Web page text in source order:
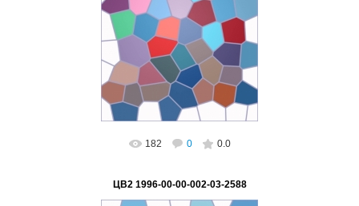
02.03.2023
ВетВиктор
182 0 0.0
ЦВ2 1996-00-00-002-03-2588